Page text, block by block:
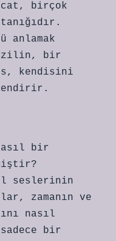
birçok
anlamak
zilin, bir
kendisini
bir
seslerinin
zamanın ve
nasıl
bir